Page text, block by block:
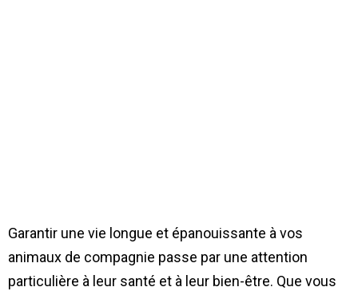
Garantir une vie longue et épanouissante à vos
animaux de compagnie passe par une attention
particulière à leur santé et à leur bien-être. Que vous